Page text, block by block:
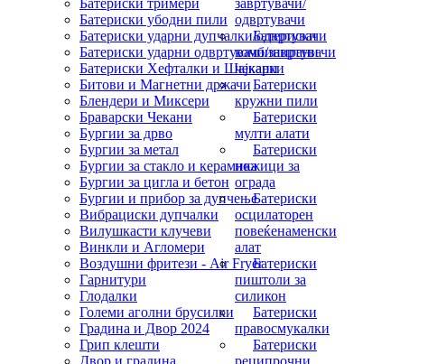
завртувачи/
одвртувачи
Батериски
комбинирани
чекани
Батериски
кружни пили
Батериски
мулти алати
Батериски
ножици за
ограда
Батериски
осцилаторен
повеќенаменски
алат
Батериски
пиштоли за
силикон
Батериски
правосмукалки
Батериски
Батериски убодни пили
Батериски ударни дупчалки/одвртувачи
Батериски ударни одвртувачи/завртувачи
Батериски Хефталки и Шајкарки
Битови и Магнетни држачи
Блендери и Миксери
Браварски Чекани
Бургии за дрво
Бургии за метал
Бургии за стакло и керамика
Бургии за цигла и бетон
Бургии и прибор за дупчење
Вибрациски дупчалки
Вилушкасти клучеви
Винкли и Агломери
Воздушни фритези - Air Fryer
Гарнитури
Глодалки
Големи аголни брусилки
Градина и Двор 2024
Грип клешти
Двор и градина